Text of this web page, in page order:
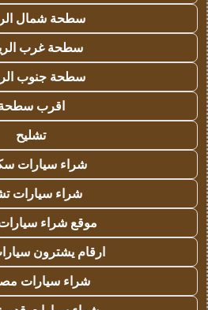
سطحة شمال
سطحة غرب
سطحة جنوب
اقرب
تشليح
شراء سيارات
شراء سيارات
موقع شراء
ارقام يشترون
شراء سيارات